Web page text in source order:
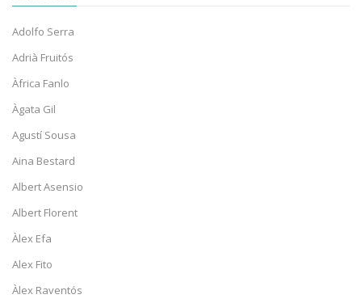
Adolfo Serra
Adrià Fruitós
Àfrica Fanlo
Àgata Gil
Agustí Sousa
Aina Bestard
Albert Asensio
Albert Florent
Àlex Efa
Alex Fito
Àlex Raventós